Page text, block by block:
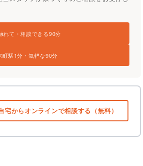
れて・相談できる90分
町駅1分・気軽な90分
宅からオンラインで相談する（無料）